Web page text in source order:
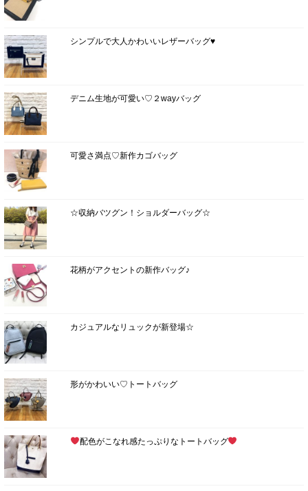
シンプルで大人かわいいレザーバッグ♥
デニム生地が可愛い♡２wayバッグ
可愛さ満点♡新作カゴバッグ
☆収納バツグン！ショルダーバッグ☆
花柄がアクセントの新作バッグ♪
カジュアルなリュックが新登場☆
形がかわいい♡トートバッグ
配色がこなれ感たっぷりなトートバッグ